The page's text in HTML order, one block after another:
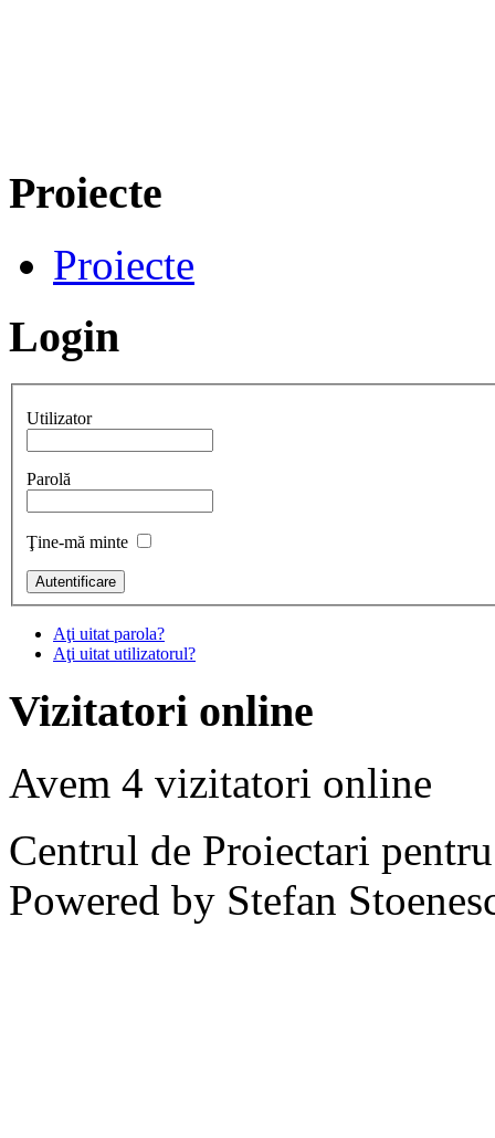
Proiecte
Proiecte
Login
Utilizator
Parolă
Ţine-mă minte
Aţi uitat parola?
Aţi uitat utilizatorul?
Vizitatori online
Avem 4 vizitatori online
Centrul de Proiectari
Powered by Stefan